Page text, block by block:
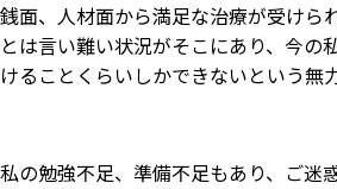
銭面、人材面から満足な治療が受けら
とは言い難い状況がそこにあり、今の
けることくらいしかできないという無
私の勉強不足、準備不足もあり、ご迷